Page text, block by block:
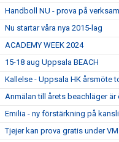
Handboll NU - prova på
Nu startar våra nya 2015-lag
ACADEMY WEEK 2024
15-18 aug Uppsala BEACH
Kallelse - Uppsala HK årsmöte
Anmälan till årets beachläger är
Emilia - ny förstärkning på
Tjejer kan prova gratis under VM